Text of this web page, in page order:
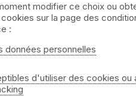
modifier ce choix ou
sur la page des
:
données personnelles
d'utiliser des cookies ou